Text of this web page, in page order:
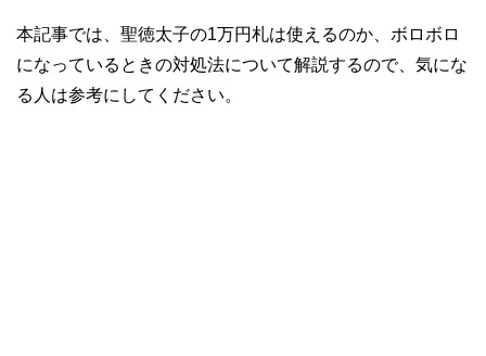
本記事では、聖徳太子の1万円札は使えるのか、ボロボロ
になっているときの対処法について解説するので、気にな
る人は参考にしてください。